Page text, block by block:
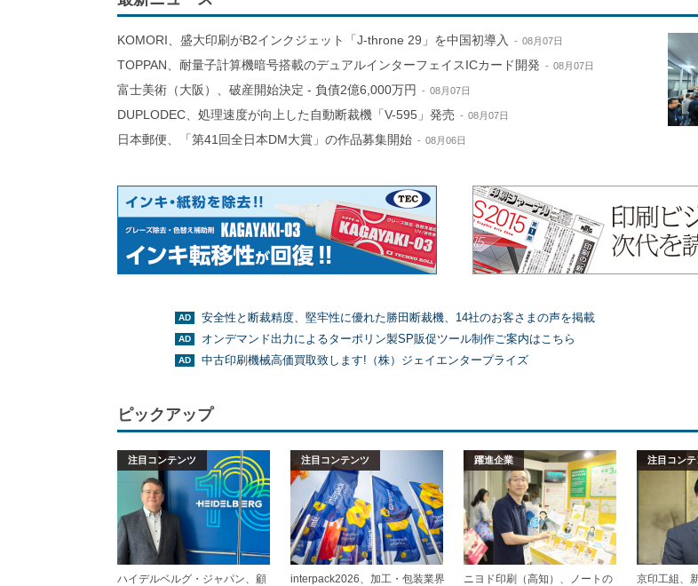
KOMORI、盛大印刷がB2インクジェット「J-throne 29」を中国初導入 08月07日
TOPPAN、耐量子計算機暗号搭載のデュアルインターフェイスICカード開発 08月07日
富士美術（大阪）、破産開始決定 - 負債2億6,000万円 08月07日
DUPLODEC、処理速度が向上した自動断裁機「V-595」発売 08月07日
日本郵便、「第41回全日本DM大賞」の作品募集開始 08月06日
安全性と断裁精度、堅牢性に優れた勝田断裁機、14社のお客さまの声を掲載
オンデマンド出力によるターポリン製SP販促ツール制作ご案内はこちら
中古印刷機械高価買取致します!（株）ジェイエンタープライズ
ピックアップ
注目コンテンツ
ハイデルベルグ・ジャパン、顧
注目コンテンツ
interpack2026、加工・包装業界
躍進企業
ニヨド印刷（高知）、ノートの
注目コンテ
京印工組、